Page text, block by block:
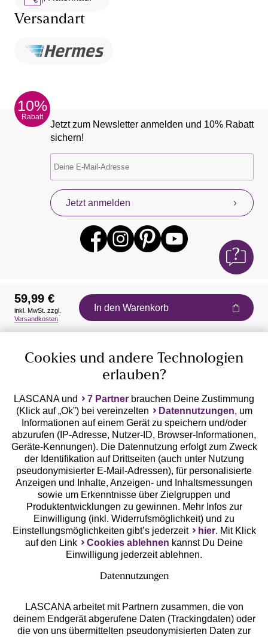
Versandart
10%
Rabatt
Jetzt zum Newsletter anmelden und 10% Rabatt
sichern!
Jetzt anmelden
Auszeichnungen
Geprüfte Sicherheit
Unsere Apps
Services
59,99 €
inkl. MwSt. zzgl.
Versandkosten
In den Warenkorb
Cookies und andere Technologien
erlauben?
LASCANA und 7 Partner brauchen Deine Zustimmung
(Klick auf „Ok”) bei vereinzelten
Datennutzungen, um
Informationen auf einem Gerät zu speichern und/oder
abzurufen (IP-Adresse, Nutzer-ID, Browser-Informationen,
Geräte-Kennungen). Die Datennutzung erfolgt zum Zweck
der Identifikation auf Drittseiten (auch unter Nutzung
pseudonymisierter E-Mail-Adressen), für personalisierte
Anzeigen und Inhalte, Anzeigen- und Inhaltsmessungen
sowie um Erkenntnisse über Zielgruppen und
Produktentwicklungen zu gewinnen. Mehr Infos zur
Einwilligung (inkl. Widerrufsmöglichkeit) und zu
Einstellungsmöglichkeiten gibt’s jederzeit
hier. Mit Klick
auf den Link
Cookies ablehnen kannst Du Deine
Einwilligung jederzeit ablehnen.
Datennutzungen
LASCANA arbeitet mit Partnern zusammen, die von
deinem Endgerät abgerufene Daten (Trackingdaten) oder
die von uns übermittelten pseudonymisierten Daten zur